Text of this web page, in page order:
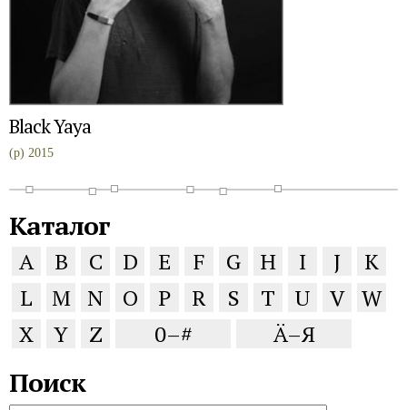
Black Yaya
(p) 2015
Каталог
A B C D E F G H I J
K
L
M N O P R S T U V W
X
Y Z 0–# Ä–Я
Поиск